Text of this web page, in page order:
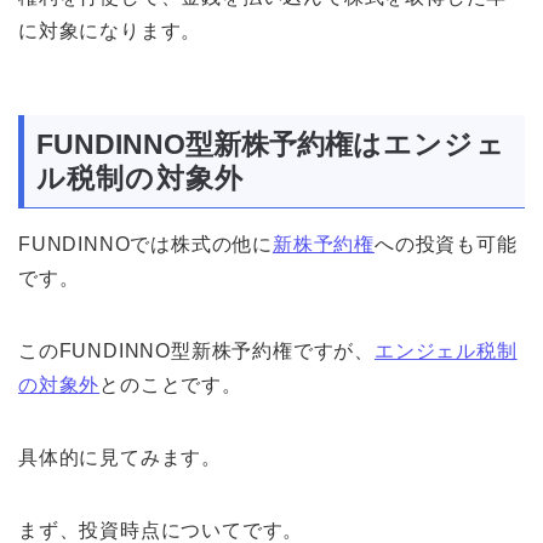
に対象になります。
FUNDINNO型新株予約権はエンジェ
ル税制の対象外
FUNDINNOでは株式の他に 新株予約権への投資も可能
です。
このFUNDINNO型新株予約権ですが、 エンジェル税制
の対象外とのことです。
具体的に見てみます。
まず、投資時点についてです。